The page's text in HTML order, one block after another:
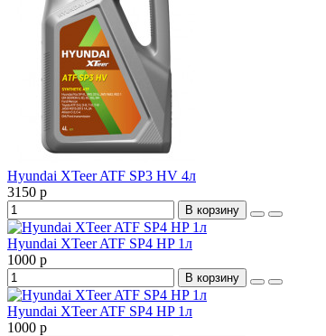
Hyundai XTeer ATF SP3 HV 4л
3150 р
В корзину
Hyundai XTeer ATF SP4 HP 1л
1000 р
В корзину
Hyundai XTeer ATF SP4 HP 1л
1000 р